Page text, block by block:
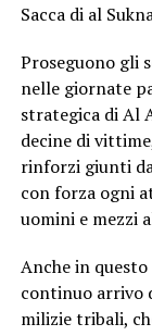
Sacca di al
Proseguono gli
nelle giornate
strategica di Al
decine di
rinforzi giunti
con forza ogni
uomini e mezzi
Anche in
continuo arrivo
milizie tribali,